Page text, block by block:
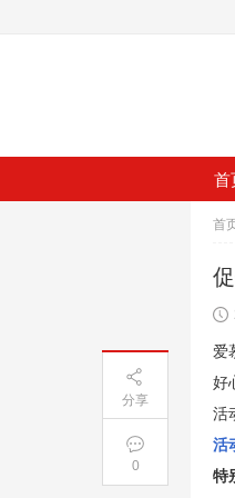
首
首
爱
好
活
活
特
分享
0